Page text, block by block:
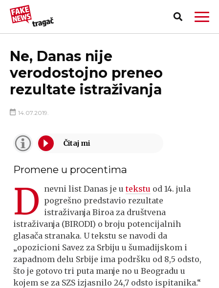
PRIJAVI LAŽNU VEST!
Ne, Danas nije
verodostojno preneo
rezultate istraživanja
14.07.2019.
Promene u procentima
D nevni list Danas je utekstu od 14. јula
pogrešno predstavio rezultate
istraživanja Biroa za društvena
istraživanja (BIRODI) o broju potencijalnih
glasača stranaka. U tekstu se navodi da
„opozicioni Savez za Srbiju u šumadijskom i
zapadnom delu Srbije ima podršku od 8,5 odsto,
što je gotovo tri puta manje no u Beogradu u
kojem se za SZS izjasnilo 24,7 odsto ispitanika.“